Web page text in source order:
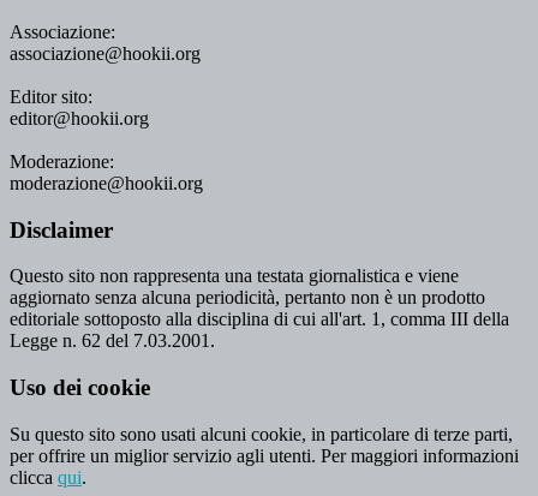
Associazione:
associazione@hookii.org
Editor sito:
editor@hookii.org
Moderazione:
moderazione@hookii.org
Disclaimer
Questo sito non rappresenta una testata giornalistica e viene
aggiornato senza alcuna periodicità, pertanto non è un prodotto
editoriale sottoposto alla disciplina di cui all'art. 1, comma III della
Legge n. 62 del 7.03.2001.
Uso dei cookie
Su questo sito sono usati alcuni cookie, in particolare di terze parti,
per offrire un miglior servizio agli utenti. Per maggiori informazioni
clicca qui.